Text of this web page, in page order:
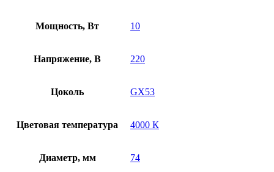
Мощность, Вт 10
Напряжение, В 220
Цоколь GX53
Цветовая температура 4000 К
Диаметр, мм 74